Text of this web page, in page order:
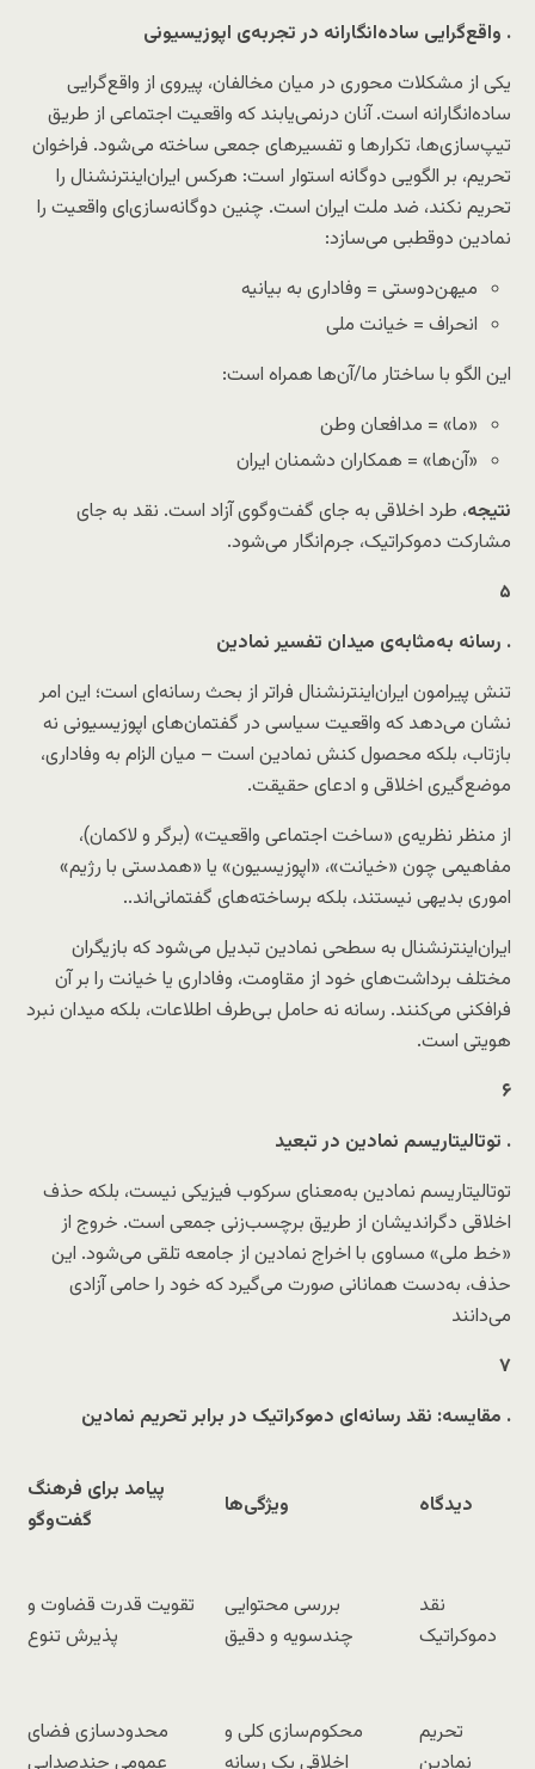
. واقع‌گرایی ساده‌انگارانه در تجربه‌ی اپوزیسیونی
یکی از مشکلات محوری در میان مخالفان، پیروی از واقع‌گرایی
ساده‌انگارانه است. آنان درنمی‌یابند که واقعیت اجتماعی از طریق
تیپ‌سازی‌ها، تکرارها و تفسیرهای جمعی ساخته می‌شود. فراخوان
تحریم، بر الگویی دوگانه استوار است: هرکس ایران‌اینترنشنال را
تحریم نکند، ضد ملت ایران است. چنین دوگانه‌سازی‌ای واقعیت را
نمادین دوقطبی می‌سازد:
میهن‌دوستی = وفاداری به بیانیه
انحراف = خیانت ملی
این الگو با ساختار ما/آن‌ها همراه است:
«ما» = مدافعان وطن
«آن‌ها» = همکاران دشمنان ایران
نتیجه، طرد اخلاقی به جای گفت‌و‌گوی آزاد است. نقد به جای
مشارکت دموکراتیک، جرم‌انگار می‌شود.
۵
. رسانه به‌مثابه‌ی میدان تفسیر نمادین
تنش پیرامون ایران‌اینترنشنال فراتر از بحث رسانه‌ای است؛ این امر
نشان می‌دهد که واقعیت سیاسی در گفتمان‌های اپوزیسیونی نه
بازتاب، بلکه محصول کنش نمادین است – میان الزام به وفاداری،
موضع‌گیری اخلاقی و ادعای حقیقت.
از منظر نظریه‌ی «ساخت اجتماعی واقعیت» (برگر و لاکمان)،
مفاهیمی چون «خیانت»، «اپوزیسیون» یا «همدستی با رژیم»
اموری بدیهی نیستند، بلکه برساخته‌های گفتمانی‌اند..
ایران‌اینترنشنال به سطحی نمادین تبدیل می‌شود که بازیگران
مختلف برداشت‌های خود از مقاومت، وفاداری یا خیانت را بر آن
فرافکنی می‌کنند. رسانه نه حامل بی‌طرف اطلاعات، بلکه میدان نبرد
هویتی است.
۶
. توتالیتاریسم نمادین در تبعید
توتالیتاریسم نمادین به‌معنای سرکوب فیزیکی نیست، بلکه حذف
اخلاقی دگراندیشان از طریق برچسب‌زنی جمعی است. خروج از
«خط ملی» مساوی با اخراج نمادین از جامعه تلقی می‌شود. این
حذف، به‌دست همانانی صورت می‌گیرد که خود را حامی آزادی
می‌دانند
۷
. مقایسه: نقد رسانه‌ای دموکراتیک در برابر تحریم نمادین
دیدگاه ویژگی‌ها
پیامد برای فرهنگ
گفت‌وگو
نقد
دموکراتیک
بررسی محتوایی
چندسویه و دقیق
تقویت قدرت قضاوت و
پذیرش تنوع
تحریم
محکوم‌سازی کلی و
محدودسازی فضای